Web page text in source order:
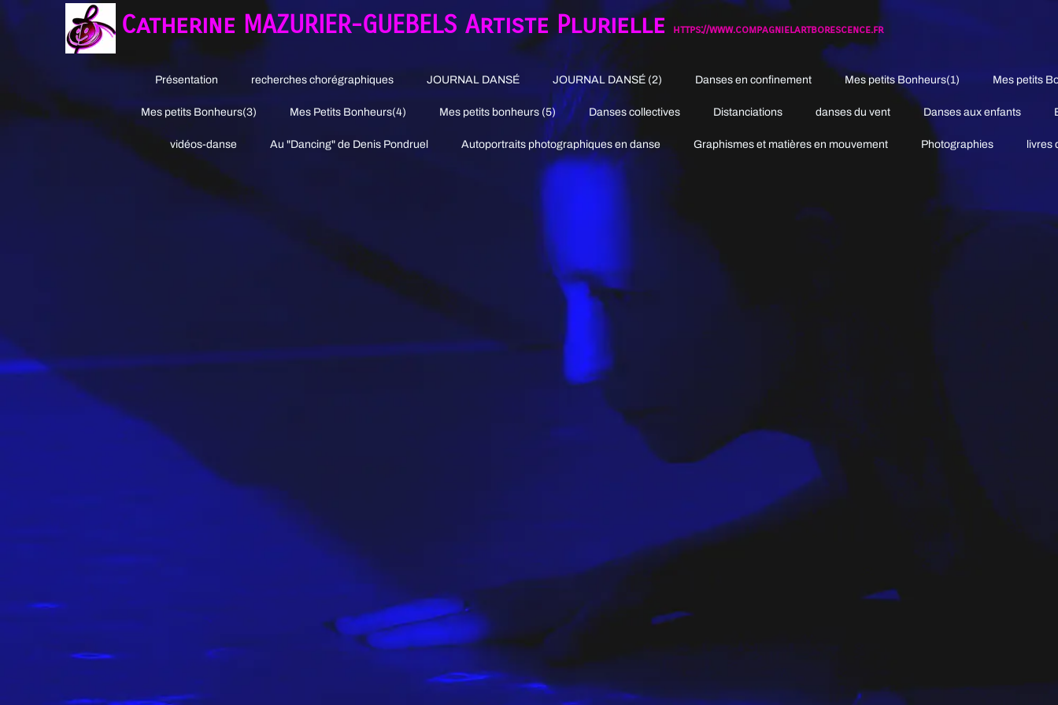
Catherine MAZURIER-GUEBELS Artiste Plurielle https://www.compagnielartborescence.fr
Présentation recherches chorégraphiques JOURNAL DANSÉ JOURNAL DANSÉ (2) Danses en confinement Mes petits Bonheurs(1) Mes petits
Mes petits Bonheurs(3) Mes Petits Bonheurs(4) Mes petits bonheurs (5) Danses collectives Distanciations danses du vent Danses aux enfants
vidéos-danse Au "Dancing" de Denis Pondruel Autoportraits photographiques en danse Graphismes et matières en mouvement Photographies livres